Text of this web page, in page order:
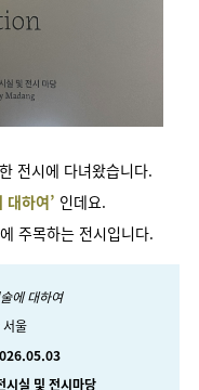
전시에 다녀왔습니다.
대하여’ 인데요.
주목하는 전시입니다.
에 대하여
울
시실 및 전시마당